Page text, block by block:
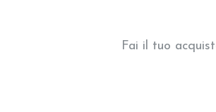
Fai il tuo